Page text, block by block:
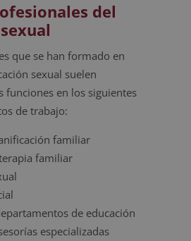
del
que se han formado en
sexual suelen
funciones en los siguientes
de trabajo:
familiar
familiar
de educación
especializadas